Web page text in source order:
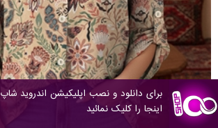
برای دانلود و نصب اپلیکیشن اندروید شاپ 100
اینجا را کلیک نمائید